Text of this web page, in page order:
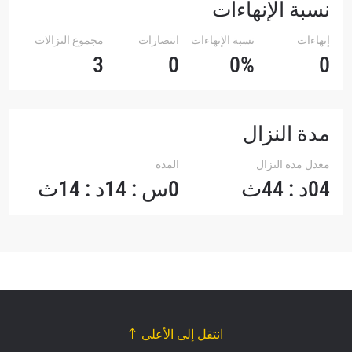
نسبة الإنهاءات
إنهاءات
0
نسبة الإنهاءات
0%
انتصارات
0
مجموع النزالات
3
مدة النزال
معدل مدة النزال
04د : 44ث
المدة
0س : 14د : 14ث
انتقل إلى الأعلى